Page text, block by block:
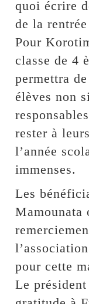
quoi écrire
de la
Pour
classe de 4
permettra
élèves non
rester à
l’année
immenses.
Les
Mamounata
pour cette
Le